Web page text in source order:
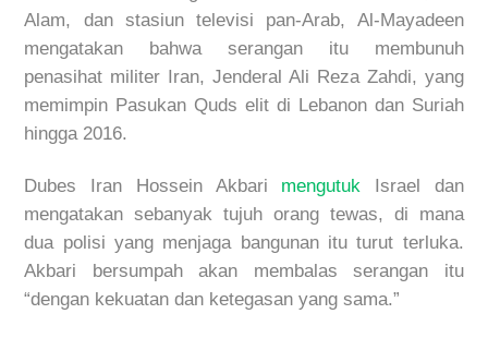
Alam, dan stasiun televisi pan-Arab, Al-Mayadeen
mengatakan bahwa serangan itu membunuh
penasihat militer Iran, Jenderal Ali Reza Zahdi, yang
memimpin Pasukan Quds elit di Lebanon dan Suriah
hingga 2016.
Dubes Iran Hossein Akbari mengutuk Israel dan
mengatakan sebanyak tujuh orang tewas, di mana
dua polisi yang menjaga bangunan itu turut terluka.
Akbari bersumpah akan membalas serangan itu
“dengan kekuatan dan ketegasan yang sama.”